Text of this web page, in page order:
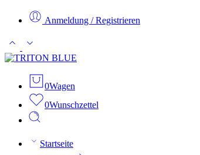
Anmeldung / Registrieren
0Wagen
0Wunschzettel
Startseite